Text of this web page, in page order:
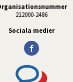
212000-2486
Sociala medier